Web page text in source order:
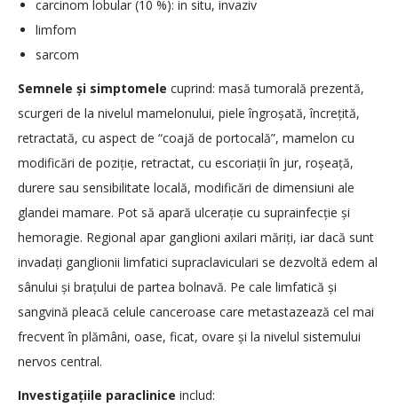
carcinom lobular (10 %): in situ, invaziv
limfom
sarcom
Semnele și simptomele cuprind: masă tumorală prezentă,
scurgeri de la nivelul mamelonului, piele îngroșată, încrețită,
retractată, cu aspect de “coajă de portocală”, mamelon cu
modificări de poziție, retractat, cu escoriații în jur, roșeață,
durere sau sensibilitate locală, modificări de dimensiuni ale
glandei mamare. Pot să apară ulcerație cu suprainfecție și
hemoragie. Regional apar ganglioni axilari măriți, iar dacă sunt
invadați ganglionii limfatici supraclaviculari se dezvoltă edem al
sânului și brațului de partea bolnavă. Pe cale limfatică și
sangvină pleacă celule canceroase care metastazează cel mai
frecvent în plămâni, oase, ficat, ovare și la nivelul sistemului
nervos central.
Investigațiile paraclinice includ: